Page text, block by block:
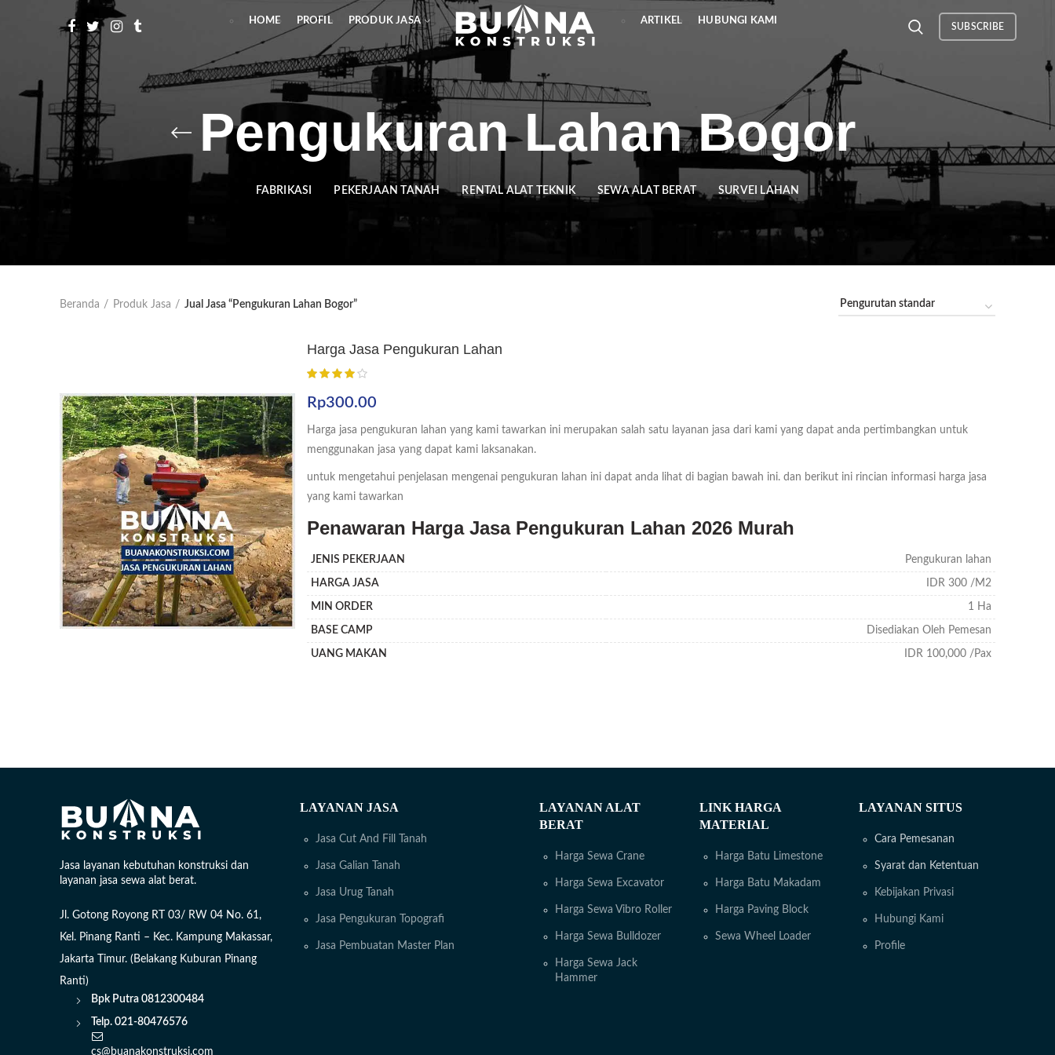
HOME PROFIL PRODUK JASA ARTIKEL HUBUNGI KAMI
SUBSCRIBE
Pengukuran Lahan Bogor
FABRIKASI PEKERJAAN TANAH RENTAL ALAT TEKNIK SEWA ALAT BERAT SURVEI LAHAN
Beranda Produk Jasa Jual Jasa “Pengukuran Lahan Bogor”
Harga Jasa Pengukuran Lahan
Rp300.00
Harga jasa pengukuran lahan yang kami tawarkan ini merupakan salah satu layanan jasa dari kami yang dapat anda pertimbangkan untuk
menggunakan jasa yang dapat kami laksanakan.
untuk mengetahui penjelasan mengenai pengukuran lahan ini dapat anda lihat di bagian bawah ini. dan berikut ini rincian informasi harga jasa
yang kami tawarkan
Penawaran Harga Jasa Pengukuran Lahan 2026 Murah
JENIS PEKERJAAN Pengukuran lahan
HARGA JASA IDR 300 /M2
MIN ORDER 1 Ha
BASE CAMP Disediakan Oleh Pemesan
UANG MAKAN IDR 100,000 /Pax
Jasa layanan kebutuhan konstruksi dan
layanan jasa sewa alat berat.
Jl. Gotong Royong RT 03/ RW 04 No. 61,
Kel. Pinang Ranti – Kec. Kampung Makassar,
Jakarta Timur. (Belakang Kuburan Pinang
Ranti)
Bpk Putra 0812300484
Telp. 021-80476576
cs@buanakonstruksi.com
LAYANAN JASA
Jasa Cut And Fill Tanah
Jasa Galian Tanah
Jasa Urug Tanah
Jasa Pengukuran Topografi
Jasa Pembuatan Master Plan
LAYANAN ALAT
BERAT
Harga Sewa Crane
Harga Sewa Excavator
Harga Sewa Vibro Roller
Harga Sewa Bulldozer
Harga Sewa Jack
Hammer
LINK HARGA
MATERIAL
Harga Batu Limestone
Harga Batu Makadam
Harga Paving Block
Sewa Wheel Loader
LAYANAN SITUS
Cara Pemesanan
Syarat dan Ketentuan
Kebijakan Privasi
Hubungi Kami
Profile